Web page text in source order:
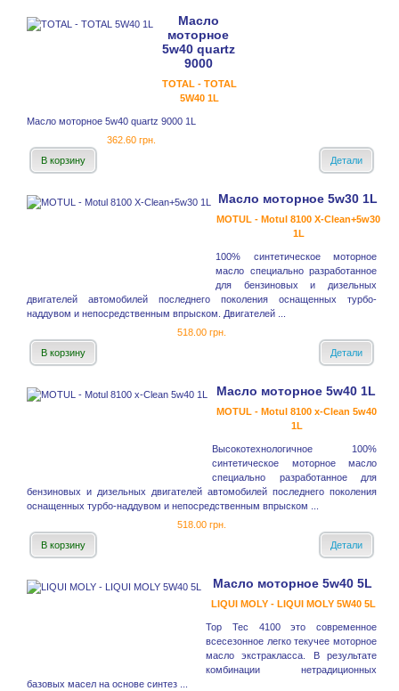
Масло
моторное
5w40 quartz
9000
TOTAL - TOTAL
5W40 1L
Масло моторное 5w40 quartz 9000 1L
362.60 грн.
В корзину
Детали
Масло моторное 5w30 1L
MOTUL - Motul 8100 X-Clean+5w30
1L
100% синтетическое моторное
масло специально разработанное
для бензиновых и дизельных
двигателей автомобилей последнего поколения оснащенных турбо-
наддувом и непосредственным впрыском. Двигателей ...
518.00 грн.
В корзину
Детали
Масло моторное 5w40 1L
MOTUL - Motul 8100 x-Clean 5w40
1L
Высокотехнологичное 100%
синтетическое моторное масло
специально разработанное для
бензиновых и дизельных двигателей автомобилей последнего поколения
оснащенных турбо-наддувом и непосредственным впрыском ...
518.00 грн.
В корзину
Детали
Масло моторное 5w40 5L
LIQUI MOLY - LIQUI MOLY 5W40 5L
Top Tec 4100 это современное
всесезонное легко текучее моторное
масло экстракласса. В результате
комбинации нетрадиционных
базовых масел на основе синтез ...